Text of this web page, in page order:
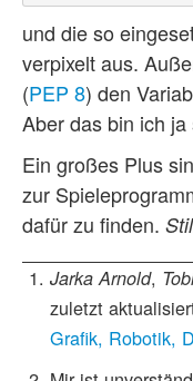
und die so
verpixelt aus.
(PEP 8) den
Aber das bin ich
Ein großes Plus
zur
dafür zu finden.
Jarka Arnold,
zuletzt
Grafik, Robotik,